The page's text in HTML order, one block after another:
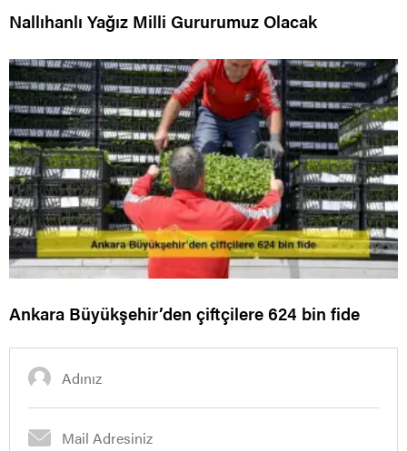
Nallıhanlı Yağız Milli Gururumuz Olacak
Ankara Büyükşehir’den çiftçilere 624 bin fide